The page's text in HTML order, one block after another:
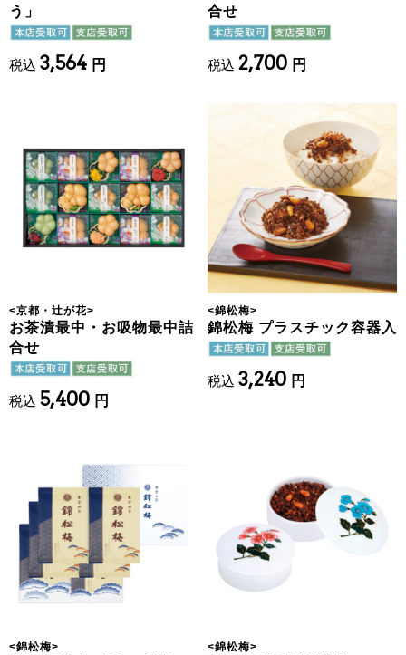
う」
税込 3,564 円
合せ
税込 2,700 円
<京都・辻が花>
お茶漬最中・お吸物最中詰
合せ
税込 5,400 円
<錦松梅>
錦松梅 プラスチック容器入
税込 3,240 円
<錦松梅> <錦松梅>